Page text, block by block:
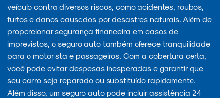
veículo contra diversos riscos, como acidentes, roubos,
furtos e danos causados por desastres naturais. Além de
proporcionar segurança financeira em casos de
imprevistos, o seguro auto também oferece tranquilidade
para o motorista e passageiros. Com a cobertura certa,
você pode evitar despesas inesperadas e garantir que
seu carro seja reparado ou substituído rapidamente.
Além disso, um seguro auto pode incluir assistência 24